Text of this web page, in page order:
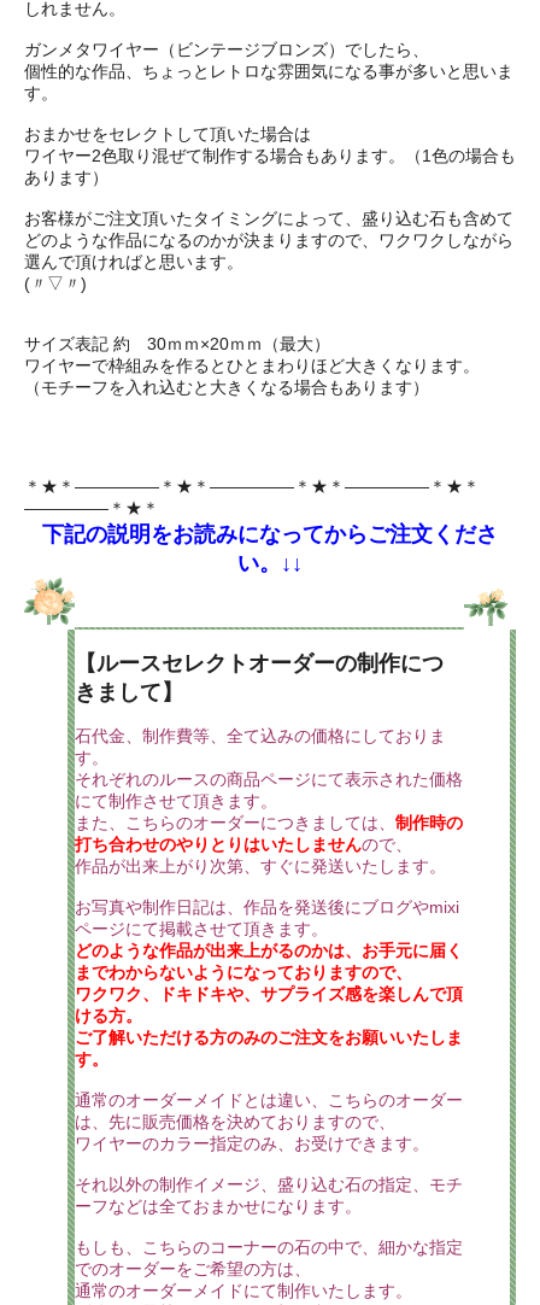
しれません。
ガンメタワイヤー（ビンテージブロンズ）でしたら、
個性的な作品、ちょっとレトロな雰囲気になる事が多いと思いま
す。
おまかせをセレクトして頂いた場合は
ワイヤー2色取り混ぜて制作する場合もあります。（1色の場合も
あります）
お客様がご注文頂いたタイミングによって、盛り込む石も含めて
どのような作品になるのかが決まりますので、ワクワクしながら
選んで頂ければと思います。
(〃▽〃)
サイズ表記 約 30ｍｍ×20ｍｍ（最大）
ワイヤーで枠組みを作るとひとまわりほど大きくなります。
（モチーフを入れ込むと大きくなる場合もあります）
＊★＊―――――＊★＊―――――＊★＊―――――＊★＊
―――――＊★＊
下記の説明をお読みになってからご注文くださ
い。↓↓
【ルースセレクトオーダーの制作につ
きまして】
石代金、制作費等、全て込みの価格にしておりま
す。
それぞれのルースの商品ページにて表示された価格
にて制作させて頂きます。
また、こちらのオーダーにつきましては、 制作時の
打ち合わせのやりとりはいたしませんので、
作品が出来上がり次第、すぐに発送いたします。
お写真や制作日記は、作品を発送後にブログやmixi
ページにて掲載させて頂きます。
どのような作品が出来上がるのかは、お手元に届く
までわからないようになっておりますので、
ワクワク、ドキドキや、サプライズ感を楽しんで頂
ける方。
ご了解いただける方のみのご注文をお願いいたしま
す。
通常のオーダーメイドとは違い、こちらのオーダー
は、先に販売価格を決めておりますので、
ワイヤーのカラー指定のみ、お受けできます。
それ以外の制作イメージ、盛り込む石の指定、モチ
ーフなどは全ておまかせになります。
もしも、こちらのコーナーの石の中で、細かな指定
でのオーダーをご希望の方は、
通常のオーダーメイドにて制作いたします。